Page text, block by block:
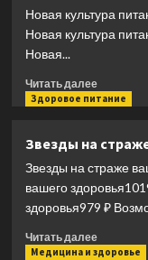
образа
жизни
различных
Новая культура
Новая культура
Новая...
Читать далееПрочитать
больше
культура
питания.
Пища
для
и
сердца
Здоровое питание
Звезды на
Звезды на страже
вашего
здоровья979 ₽
Читать далееПрочитать
больше
Медицина и здоровье